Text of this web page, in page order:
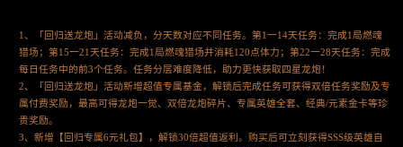
1、「回归送龙炮」活动减负，分天数对应不同任务。第1一14天任务：完成1局燃魂
猎场；第15一21天任务：完成1局燃魂猎场并消耗120点体力；第22一28天任务：完成
每日任务中的前3个任务。任务分层难度降低，助力更快获取四星龙炮！
2、「回归送龙炮」活动新增超值专属基金，解锁后完成任务可获得双倍任务奖励及专
属付费奖励，最高可得龙炮一觉、双倍龙炮碎片、专属英雄全套、经典/元素金卡等珍
贵奖励。
3、新增【回归专属6元礼包】，解锁30倍超值返利。购买后可立刻获得SSS级英雄自